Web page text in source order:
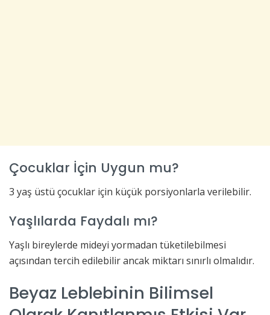
Çocuklar İçin Uygun mu?
3 yaş üstü çocuklar için küçük porsiyonlarla verilebilir.
Yaşlılarda Faydalı mı?
Yaşlı bireylerde mideyi yormadan tüketilebilmesi
açısından tercih edilebilir ancak miktarı sınırlı olmalıdır.
Beyaz Leblebinin Bilimsel